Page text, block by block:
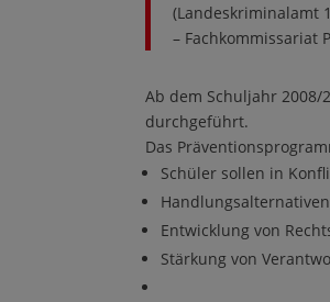
(Landeskriminalamt
– Fachkommissariat
Ab dem Schuljahr
durchgeführt.
Das
Schüler sollen in
Entwicklung von
Stärkung von